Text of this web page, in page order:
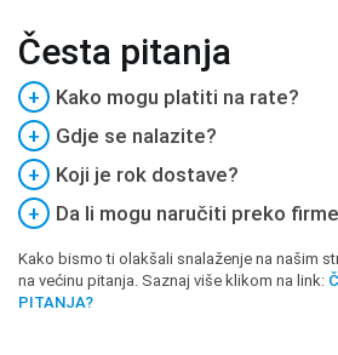
Česta pitanja
+
Kako mogu platiti na rate?
+
Gdje se nalazite?
+
Koji je rok dostave?
+
Da li mogu naručiti preko
Kako bismo ti olakšali snalaženje na našim
na većinu pitanja. Saznaj više klikom na link:
PITANJA?